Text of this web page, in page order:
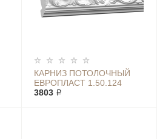
КАРНИЗ ПОТОЛОЧНЫЙ
ЕВРОПЛАСТ 1.50.124
3803 ₽